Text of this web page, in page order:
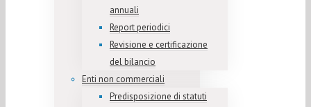
annuali
Report periodici
Revisione e certificazione
del bilancio
Enti non commerciali
Predisposizione di statuti